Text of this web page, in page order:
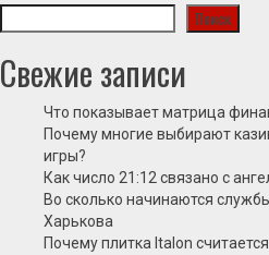
Поиск
Свежие записи
Что показывает матрица
Почему многие выбирают
игры?
Как число 21:12 связано с
Во сколько начинаются
Харькова
Почему плитка Italon